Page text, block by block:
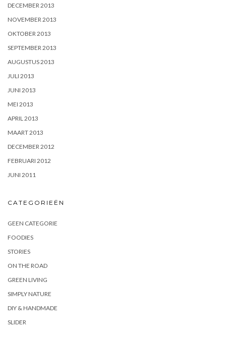
DECEMBER 2013
NOVEMBER 2013
OKTOBER 2013
SEPTEMBER 2013
AUGUSTUS 2013
JULI 2013
JUNI 2013
MEI 2013
APRIL 2013
MAART 2013
DECEMBER 2012
FEBRUARI 2012
JUNI 2011
CATEGORIEËN
GEEN CATEGORIE
FOODIES
STORIES
ON THE ROAD
GREEN LIVING
SIMPLY NATURE
DIY & HANDMADE
SLIDER